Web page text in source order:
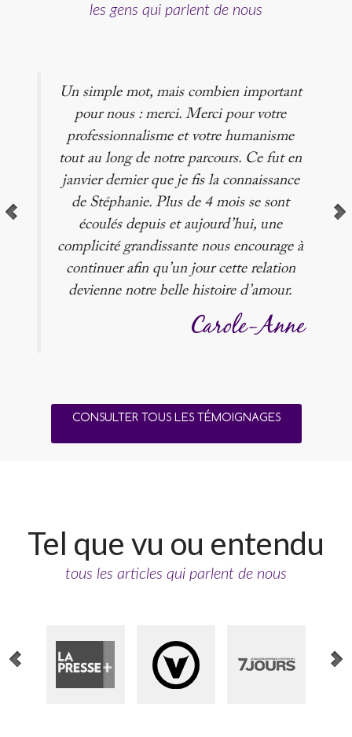
les gens qui parlent de nous
Un simple mot, mais combien important
pour nous : merci. Merci pour votre
professionnalisme et votre humanisme
tout au long de notre parcours. Ce fut en
janvier dernier que je fis la connaissance
de Stéphanie. Plus de 4 mois se sont
écoulés depuis et aujourd’hui, une
complicité grandissante nous encourage à
continuer afin qu’un jour cette relation
devienne notre belle histoire d’amour.
Carole-Anne
CONSULTER TOUS LES TÉMOIGNAGES
Tel que vu ou entendu
tous les articles qui parlent de nous